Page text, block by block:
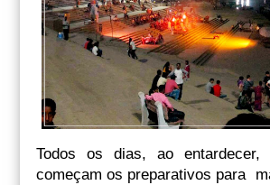
Todos os dias, ao
começam os preparativos para